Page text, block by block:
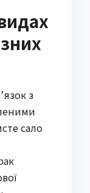
з
сало